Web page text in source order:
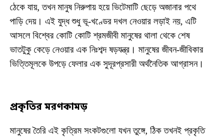
ঠেকে যায়, তখন মানুষ নিরুপায় হয়ে ভিটেমাটি ছেড়ে অজানার পথে
পাড়ি দেয়। এই যুদ্ধ শুধু ভূ-খণ্ডের দখল নেওয়ার লড়াই নয়, এটি
আসলে বিশ্বের কোটি কোটি শ্রমজীবী মানুষের থালা থেকে শেষ
ভাতটুকু কেড়ে নেওয়ার এক নিঃশব্দ ষড়যন্ত্র। মানুষের জীবন-জীবিকার
ভিত্তিমূলকে উপড়ে ফেলার এক সুদূরপ্রসারী অর্থনৈতিক আগ্রাসন।
প্রকৃতির মরণকামড়
মানুষের তৈরি এই কৃত্রিম সংকটগুলো যখন তুঙ্গে, ঠিক তখনই প্রকৃতি